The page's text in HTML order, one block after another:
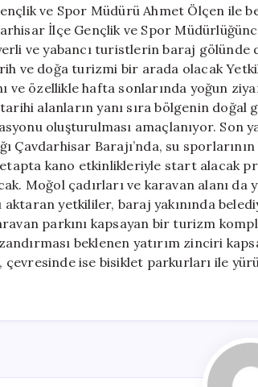
ve Spor Müdürü Ahmet Ölçen ile
İlçe Gençlik ve Spor
ve yabancı turistlerin baraj gölünde
ve doğa turizmi bir arada olacak
ve özellikle hafta sonlarında yoğun
alanların yanı sıra bölgenin
oluşturulması amaçlanıyor. Son
Çavdarhisar Barajı’nda, su
kano etkinlikleriyle start alacak
Moğol çadırları ve karavan alanı da
aktaran yetkililer, baraj yakınında
parkını kapsayan bir turizm
beklenen yatırım zinciri
çevresinde ise bisiklet parkurları ile